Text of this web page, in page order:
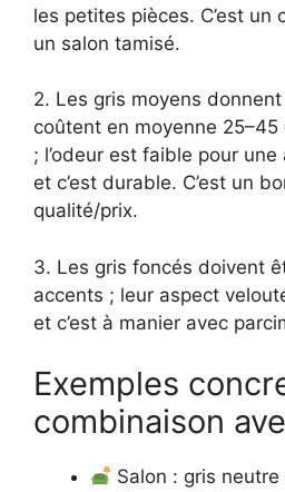
les petites pièces. C’est un
un salon tamisé.
2. Les gris moyens
coûtent en moyenne
; l’odeur est faible pour
et c’est durable. C’est un
qualité/prix.
3. Les gris foncés doivent
accents ; leur aspect
et c’est à manier avec
Exemples
combinaison
Salon : gris